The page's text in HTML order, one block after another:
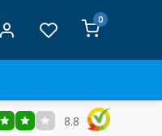
0
Gratisbezorging vanaf €50
8.8